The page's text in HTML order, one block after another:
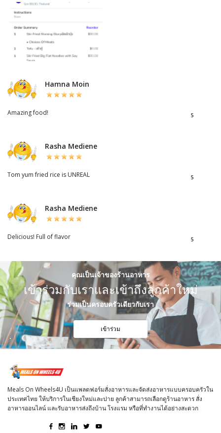
Hamna Moin
Amazing food! 5
Rasha Mediene
Tom yum fried rice is UNREAL 5
Rasha Mediene
Delicious! Full of flavor 5
คุณเป็นเจ้าของร้านอาหาร
เข้าร่วมกับเราและเข้าถึงลูกค้าใหม่
ร่วมเป็นครอบครัวเดียวกับเรา
เข้าร่วม
Meals On Wheels4U เป็นแพลตฟอร์มสั่งอาหารและจัดส่งอาหารแบบครอบครัวใน
ประเทศไทย ให้บริการในเชียงใหม่และปาย ลูกค้าสามารถเลือกดูร้านอาหาร สั่ง
อาหารออนไลน์ และรับอาหารส่งถึงบ้าน โรงแรม หรือที่ทำงานได้อย่างสะดวก